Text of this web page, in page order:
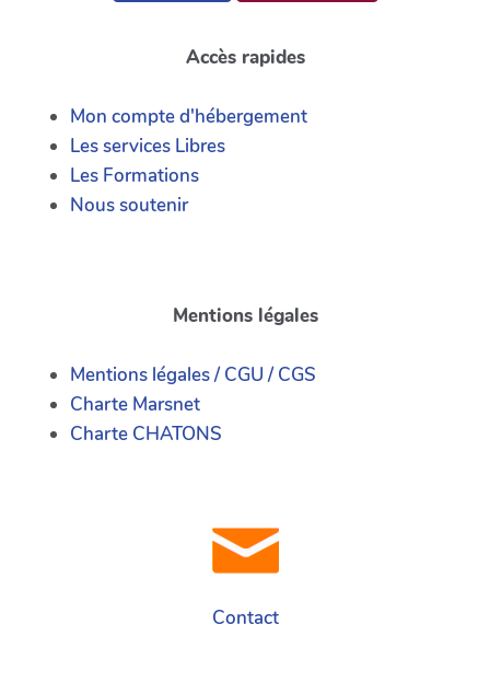
Accès rapides
Mon compte d'hébergement
Les services Libres
Les Formations
Nous soutenir
Mentions légales
Mentions légales / CGU / CGS
Charte Marsnet
Charte CHATONS
Contact